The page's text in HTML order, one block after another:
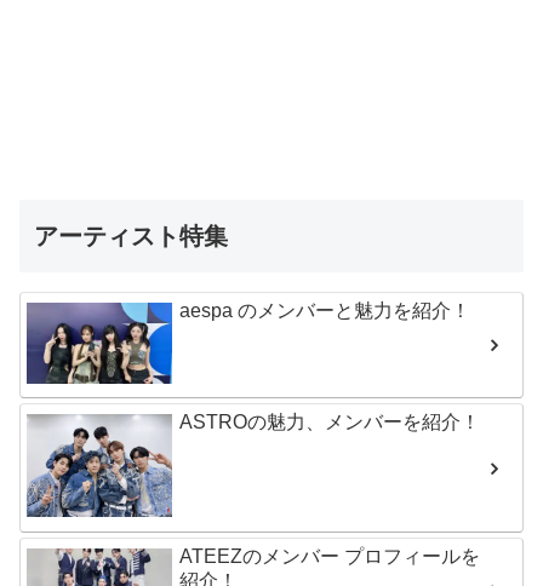
アーティスト特集
aespa のメンバーと魅力を紹介！
ASTROの魅力、メンバーを紹介！
ATEEZのメンバー プロフィールを
紹介！